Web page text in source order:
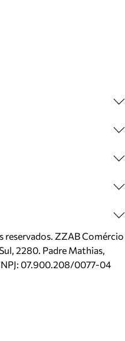
reservados. ZZAB Comércio
2280. Padre Mathias,
07.900.208/0077-04